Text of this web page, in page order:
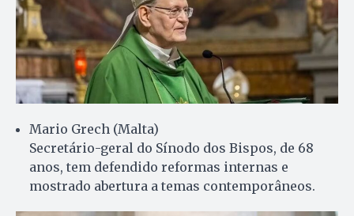
Mario Grech (Malta)
Secretário-geral do Sínodo dos Bispos, de 68
anos, tem defendido reformas internas e
mostrado abertura a temas contemporâneos.